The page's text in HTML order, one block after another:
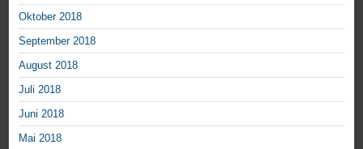
Oktober 2018
September 2018
August 2018
Juli 2018
Juni 2018
Mai 2018